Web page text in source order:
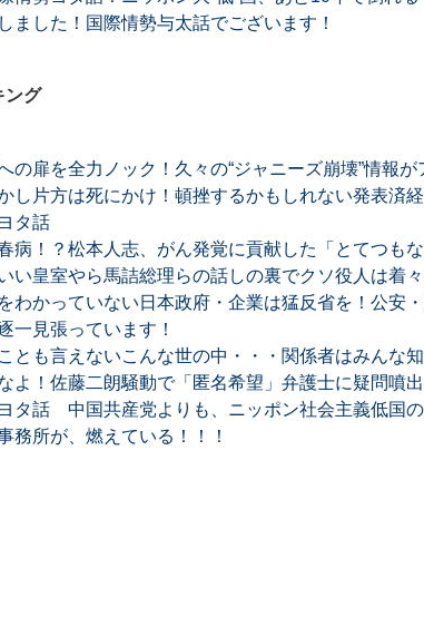
ました！国際情勢与太話でございます！
ング
の扉を全力ノック！久々の“ジャニーズ崩壊”情報が
し片方は死にかけ！頓挫するかもしれない発表済経
タ話
病！？松本人志、がん発覚に貢献した「とてつも
い皇室やら馬詰総理らの話しの裏でクソ役人は着
わかっていない日本政府・企業は猛反省を！公安
一見張っています！
とも言えないこんな世の中・・・関係者はみんな
よ！佐藤二朗騒動で「匿名希望」弁護士に疑問噴出
タ話 中国共産党よりも、ニッポン社会主義低国
務所が、燃えている！！！